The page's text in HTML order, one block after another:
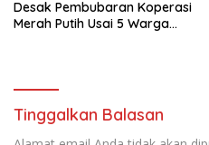
Desak Pembubaran Koperasi
Merah Putih Usai 5 Warga
Tinggalkan Balasan